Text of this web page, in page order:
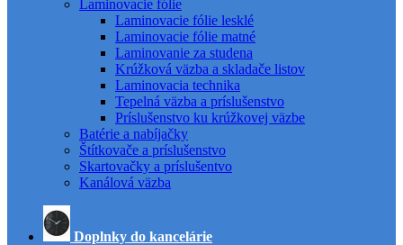
Laminovacie fólie
Laminovacie fólie lesklé
Laminovacie fólie matné
Laminovanie za studena
Krúžková väzba a skladače listov
Laminovacia technika
Tepelná väzba a príslušenstvo
Príslušenstvo ku krúžkovej väzbe
Batérie a nabíjačky
Štítkovače a príslušenstvo
Skartovačky a príslušentvo
Kanálová väzba
Doplnky do kancelárie